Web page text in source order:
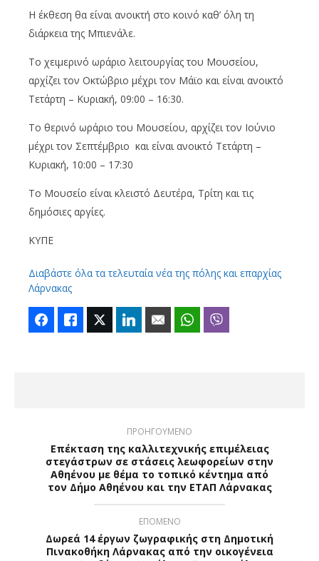
Η έκθεση θα είναι ανοικτή στο κοινό καθ’ όλη τη
διάρκεια της Μπιενάλε.
Το χειμερινό ωράριο λειτουργίας του Μουσείου,
αρχίζει τον Οκτώβριο μέχρι τον Μάϊο και είναι ανοικτό
Τετάρτη – Κυριακή, 09:00 – 16:30.
Το θερινό ωράριο του Μουσείου, αρχίζει τον Ιούνιο
μέχρι τον Σεπτέμβριο και είναι ανοικτό Τετάρτη –
Κυριακή, 10:00 – 17:30
Το Μουσείο είναι κλειστό Δευτέρα, Τρίτη και τις
δημόσιες αργίες.
ΚΥΠΕ
Διαβάστε όλα τα τελευταία νέα της πόλης και επαρχίας
Λάρνακας
FacebookLike Twitter LinkedIn Email WhatsApp
ΠΡΟΗΓΟΥΜΕΝΟ
Eπέκταση της καλλιτεχνικής επιμέλειας
στεγάστρων σε στάσεις λεωφορείων στην
Αθηένου με θέμα το τοπικό κέντημα από
τον Δήμο Αθηένου και την ΕΤΑΠ Λάρνακας
ΕΠΟΜΕΝΟ
Δωρεά 14 έργων ζωγραφικής στη Δημοτική
Πινακοθήκη Λάρνακας από την οικογένεια